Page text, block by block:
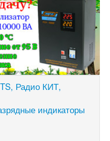
Радио КИТ,
индикаторы